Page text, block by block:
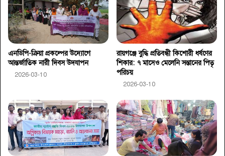
এনডিপি-ক্রিয়া প্রকল্পের উদ্যোগে
আন্তর্জাতিক নারী দিবস উদযাপন
2026-03-10
রায়গঞ্জে বুদ্ধি প্রতিবন্ধী কিশোরী ধর্ষণের
শিকার: ৭ মাসেও মেলেনি সন্তানের পিতৃ
পরিচয়
2026-03-10